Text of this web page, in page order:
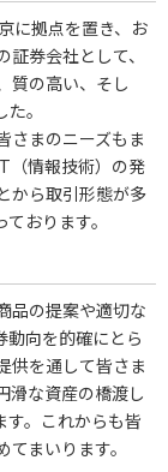
に拠点を置き、お
券会社として、
質の高い、そし
。
さまのニーズもま
（情報技術）の発
から取引形態が多
おります。
品の提案や適切な
動向を的確にとら
供を通して皆さま
滑な資産の橋渡し
す。これからも皆
まいります。